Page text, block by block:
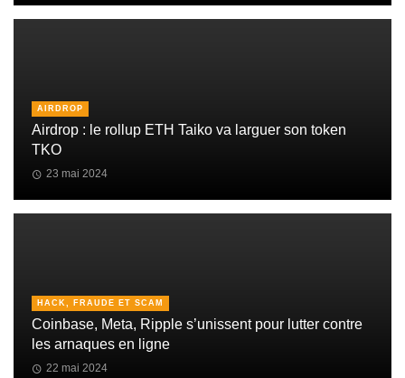
AIRDROP
Airdrop : le rollup ETH Taiko va larguer son token
TKO
23 mai 2024
HACK, FRAUDE ET SCAM
Coinbase, Meta, Ripple s’unissent pour lutter contre
les arnaques en ligne
22 mai 2024